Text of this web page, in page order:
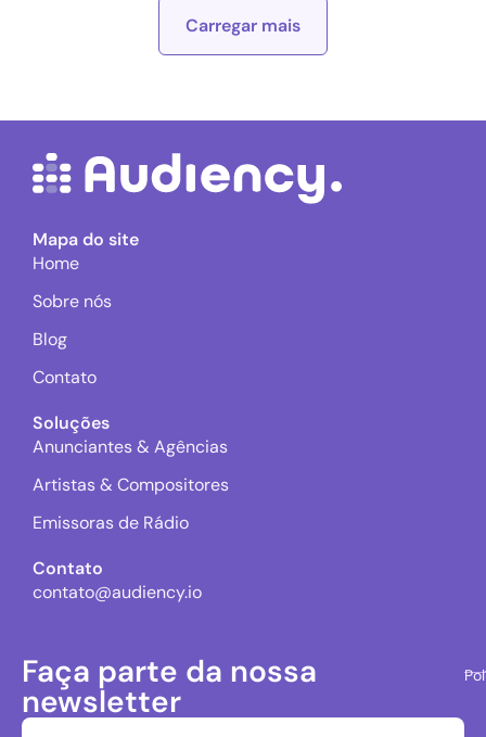
Carregar mais
Mapa do site
Home
Sobre nós
Blog
Contato
Soluções
Anunciantes & Agências
Artistas & Compositores
Emissoras de Rádio
Contato
contato@audiency.io
Faça parte da nossa
newsletter